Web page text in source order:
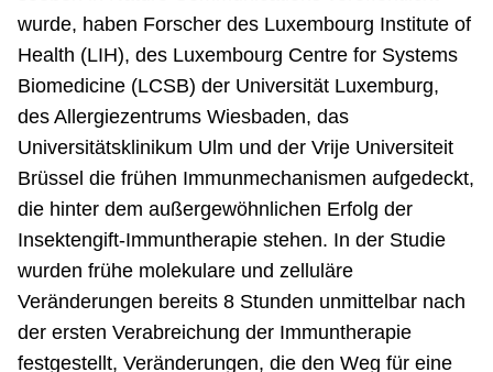
wurde, haben Forscher des Luxembourg Institute of
Health (LIH), des Luxembourg Centre for Systems
Biomedicine (LCSB) der Universität Luxemburg,
des Allergiezentrums Wiesbaden, das
Universitätsklinikum Ulm und der Vrije Universiteit
Brüssel die frühen Immunmechanismen aufgedeckt,
die hinter dem außergewöhnlichen Erfolg der
Insektengift-Immuntherapie stehen. In der Studie
wurden frühe molekulare und zelluläre
Veränderungen bereits 8 Stunden unmittelbar nach
der ersten Verabreichung der Immuntherapie
festgestellt, Veränderungen, die den Weg für eine